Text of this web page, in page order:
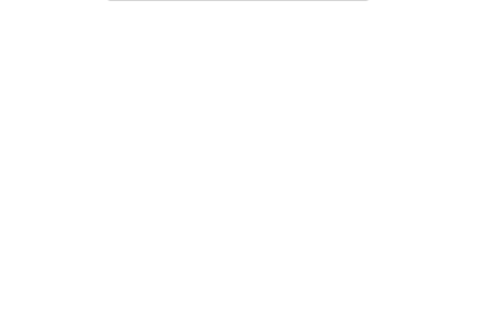
Le risorse di servizio sono